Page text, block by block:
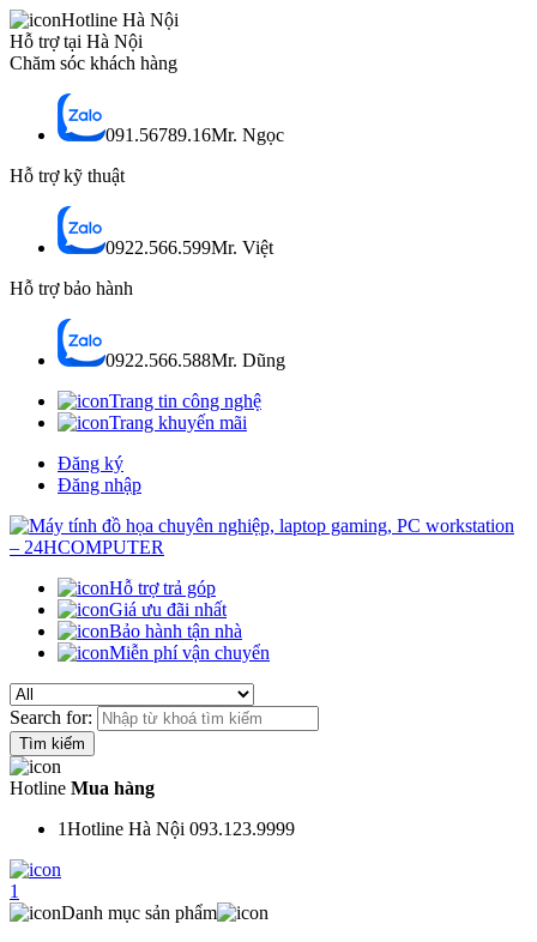
Hotline Hà Nội
Hỗ trợ tại Hà Nội
Chăm sóc khách hàng
091.56789.16Mr. Ngọc
Hỗ trợ kỹ thuật
0922.566.599Mr. Việt
Hỗ trợ bảo hành
0922.566.588Mr. Dũng
Trang tin công nghệ
Trang khuyến mãi
Đăng ký
Đăng nhập
Hỗ trợ trả góp
Giá ưu đãi nhất
Bảo hành tận nhà
Miễn phí vận chuyển
Search for:
Hotline Mua hàng
1Hotline Hà Nội 093.123.9999
1
Danh mục sản phẩm